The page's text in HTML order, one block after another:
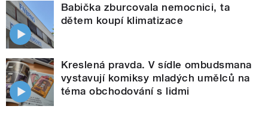
Babička zburcovala nemocnici, ta
dětem koupí klimatizace
Kreslená pravda. V sídle ombudsmana
vystavují komiksy mladých umělců na
téma obchodování s lidmi